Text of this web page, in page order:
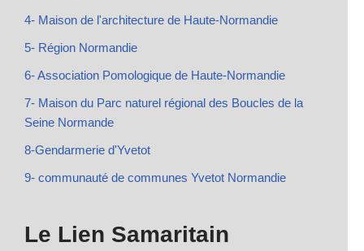
4- Maison de l'architecture de Haute-Normandie
5- Région Normandie
6- Association Pomologique de Haute-Normandie
7- Maison du Parc naturel régional des Boucles de la
Seine Normande
8-Gendarmerie d'Yvetot
9- communauté de communes Yvetot Normandie
Le Lien Samaritain